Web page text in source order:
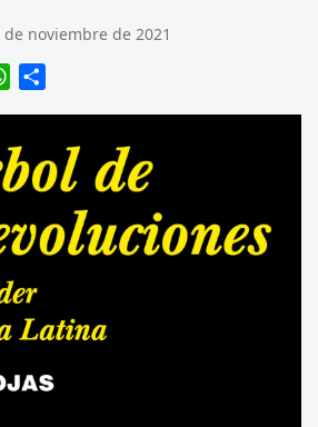
de noviembre de 2021
WhatsApp